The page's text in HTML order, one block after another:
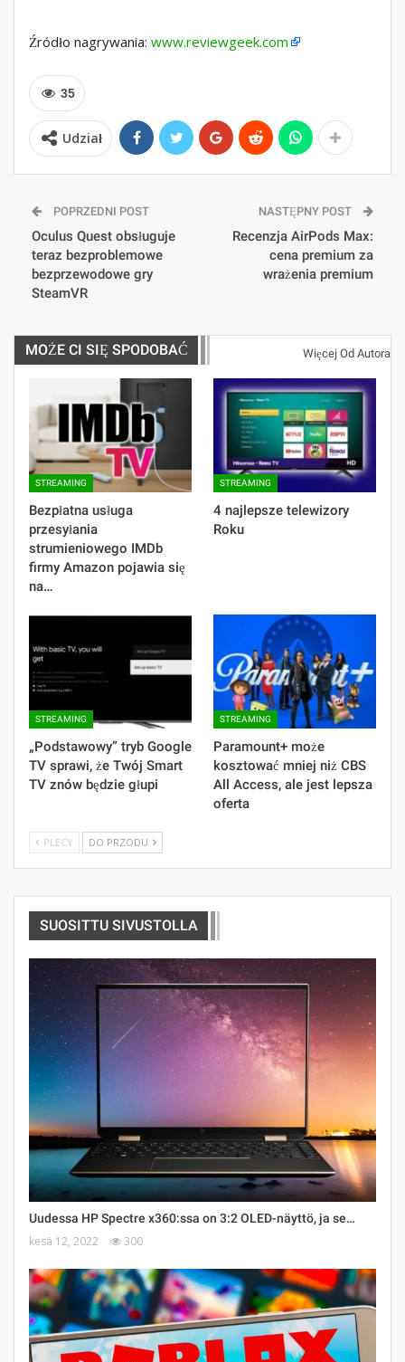
Źródło nagrywania: www.reviewgeek.com
35
Udział
POPRZEDNI POST
Oculus Quest obsługuje
teraz bezproblemowe
bezprzewodowe gry
SteamVR
NASTĘPNY POST
Recenzja AirPods Max:
cena premium za
wrażenia premium
MOŻE CI SIĘ SPODOBAĆ Więcej Od Autora
STREAMING
Bezpłatna usługa
przesyłania
strumieniowego IMDb
firmy Amazon pojawia się
na…
STREAMING
4 najlepsze telewizory
Roku
STREAMING
„Podstawowy” tryb Google
TV sprawi, że Twój Smart
TV znów będzie głupi
STREAMING
Paramount+ może
kosztować mniej niż CBS
All Access, ale jest lepsza
oferta
PLECY DO PRZODU
SUOSITTU SIVUSTOLLA
Uudessa HP Spectre x360:ssa on 3:2 OLED-näyttö, ja se…
kesä 12, 2022 300